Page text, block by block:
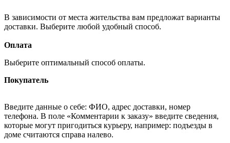
В зависимости от места жительства вам предложат варианты
доставки. Выберите любой удобный способ.
Оплата
Выберите оптимальный способ оплаты.
Покупатель
Введите данные о себе: ФИО, адрес доставки, номер
телефона. В поле «Комментарии к заказу» введите сведения,
которые могут пригодиться курьеру, например: подъезды в
доме считаются справа налево.